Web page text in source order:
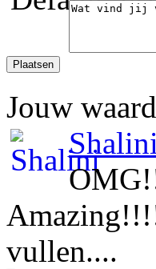
Jouw
Shalini
vullen....